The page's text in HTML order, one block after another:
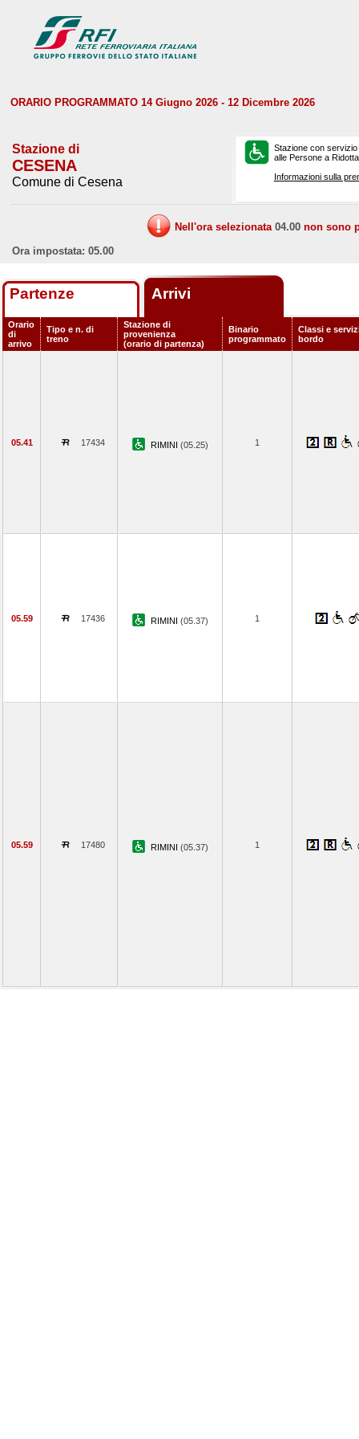
ORARIO PROGRAMMATO 14 Giugno 2026 - 12 Dicembre 2026
Stazione di
CESENA
Comune di Cesena
Stazione con
alle Persone a
Informazioni sulla
Nell'ora selezionata 04.00 non sono
Ora impostata: 05.00
Partenze Arrivi
Orario
di
arrivo
Tipo e n. di
treno
Stazione di
provenienza
(orario di partenza)
Binario
programmato
Classi e
bordo
05.41 17434 RIMINI (05.25) 1
05.59 17436 RIMINI (05.37) 1
05.59 17480 RIMINI (05.37) 1